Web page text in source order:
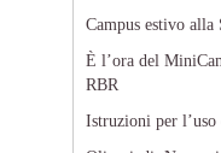
Campus estivo alla
È l’ora del
RBR
Istruzioni per